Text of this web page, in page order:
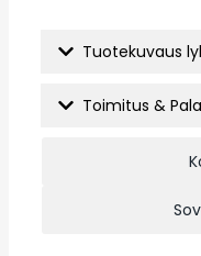
Tuotekuvaus
Toimitus &